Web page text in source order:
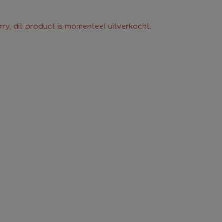
dit product is momenteel uitverkocht.